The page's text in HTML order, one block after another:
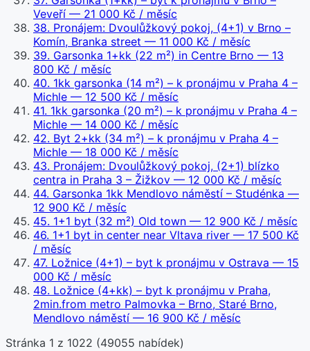
Veveří — 21 000 Kč / měsíc
38. Pronájem: Dvoulůžkový pokoj, (4+1) v Brno –
Komín, Branka street — 11 000 Kč / měsíc
39. Garsonka 1+kk (22 m²) in Centre Brno — 13
800 Kč / měsíc
40. 1kk garsonka (14 m²) – k pronájmu v Praha 4 –
Michle — 12 500 Kč / měsíc
41. 1kk garsonka (20 m²) – k pronájmu v Praha 4 –
Michle — 14 000 Kč / měsíc
42. Byt 2+kk (34 m²) – k pronájmu v Praha 4 –
Michle — 18 000 Kč / měsíc
43. Pronájem: Dvoulůžkový pokoj, (2+1) blízko
centra in Praha 3 – Žižkov — 12 000 Kč / měsíc
44. Garsonka 1kk Mendlovo náměstí – Studénka —
12 900 Kč / měsíc
45. 1+1 byt (32 m²) Old town — 12 900 Kč / měsíc
46. 1+1 byt in center near Vltava river — 17 500 Kč
/ měsíc
47. Ložnice (4+1) – byt k pronájmu v Ostrava — 15
000 Kč / měsíc
48. Ložnice (4+kk) – byt k pronájmu v Praha,
2min.from metro Palmovka – Brno, Staré Brno,
Mendlovo náměstí — 16 900 Kč / měsíc
Stránka 1 z 1022 (49055 nabídek)